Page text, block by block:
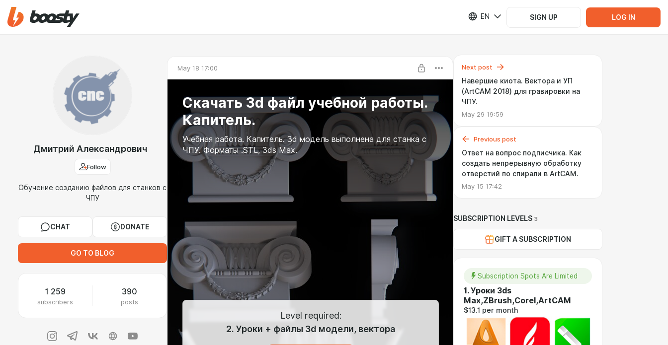
EN SIGN UP LOG IN
Дмитрий Александрович
Follow
Обучение созданию файлов для станков с
ЧПУ
CHAT DONATE
GO TO BLOG
1 259
subscribers
390
posts
May 18 17:00
Скачать 3d файл учебной работы.
Капитель.
Учебная работа. Капитель. 3d модель выполнена для станка с
ЧПУ. Форматы .STL, 3ds Max.
Level required:
2. Уроки + файлы 3d модели, вектора
Next post
Навершие киота. Вектора и УП
(ArtCAM 2018) для гравировки на
ЧПУ.
May 29 19:59
Previous post
Ответ на вопрос подписчика. Как
создать непрерывную обработку
отверстий по спирали в ArtCAM.
May 15 17:42
SUBSCRIPTION LEVELS 3
GIFT A SUBSCRIPTION
Subscription Spots Are Limited
1. Уроки 3ds
Max,ZBrush,Corel,ArtCAM
$13.1 per month